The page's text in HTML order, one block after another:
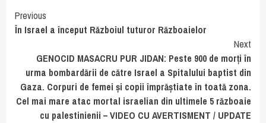
Continue
Reading
Previous
În Israel a început Războiul tuturor Războaielor
Next
GENOCID MASACRU PUR JIDAN: Peste 900 de morți în
urma bombardării de către Israel a Spitalului baptist din
Gaza. Corpuri de femei și copii împrăștiate în toată zona.
Cel mai mare atac mortal israelian din ultimele 5 războaie
cu palestinienii – VIDEO CU AVERTISMENT / UPDATE